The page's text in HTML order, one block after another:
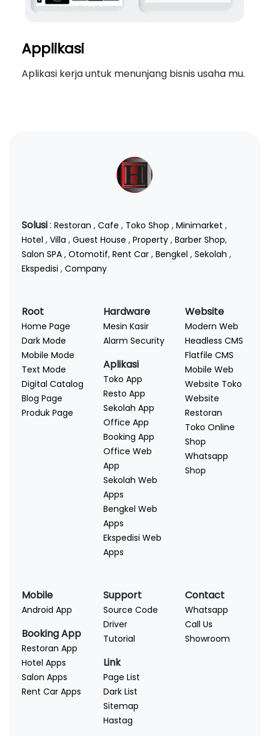
Applikasi
Aplikasi kerja untuk menunjang bisnis usaha mu.
Solusi: Restoran , Cafe , Toko Shop , Minimarket ,
Hotel , Villa , Guest House , Property , Barber Shop,
Salon SPA , Otomotif, Rent Car , Bengkel , Sekolah ,
Ekspedisi , Company
Root
Home Page
Dark Mode
Mobile Mode
Text Mode
Digital Catalog
Blog Page
Produk Page
Hardware
Mesin Kasir
Alarm Security
Aplikasi
Toko App
Resto App
Sekolah App
Office App
Booking App
Office Web
App
Sekolah Web
Apps
Bengkel Web
Apps
Ekspedisi Web
Apps
Website
Modern Web
Headless CMS
Flatfile CMS
Mobile Web
Website Toko
Website
Restoran
Toko Online
Shop
Whatsapp
Shop
Mobile
Android App
Booking App
Restoran App
Hotel Apps
Salon Apps
Rent Car Apps
Support
Source Code
Driver
Tutorial
Link
Page List
Dark List
Sitemap
Hastag
Contact
Whatsapp
Call Us
Showroom